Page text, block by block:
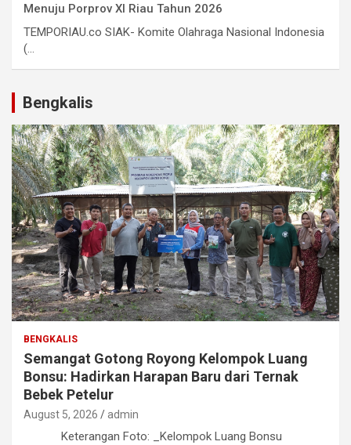
Menuju Porprov XI Riau Tahun 2026
TEMPORIAU.co SIAK- Komite Olahraga Nasional Indonesia
(...
Bengkalis
BENGKALIS
Semangat Gotong Royong Kelompok Luang
Bonsu: Hadirkan Harapan Baru dari Ternak
Bebek Petelur
August 5, 2026 admin
Keterangan Foto: _Kelompok Luang Bonsu